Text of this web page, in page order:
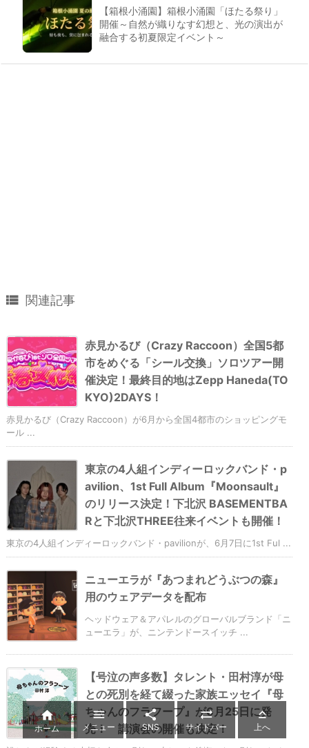
【箱根小涌園】箱根小涌園「ほたる祭り」
開催～自然が織りなす幻想と、光の演出が
融合する初夏限定イベント～
 関連記事
赤見かるび（Crazy Raccoon）全国5都
市をめぐる「シール交換」ソロツアー開
催決定！最終目的地はZepp Haneda(TO
KYO)2DAYS！
赤見かるび（Crazy Raccoon）が6月から全国4都市のショッピングモ
ール ...
東京の4人組インディーロックバンド・p
avilion、1st Full Album『Moonsault』
のリリース決定！下北沢 BASEMENTBA
Rと下北沢THREE往来イベントも開催！
東京の4人組インディーロックバンド・pavilionが、6月7日に1st Ful ...
ニューエラが『あつまれどうぶつの森』
用のウェアデータを配布
ヘッドウェア＆アパレルのグローバルブランド「ニ
ューエラ」が、ニンテンドースイッチ ...
【号泣の声多数】タレント・田村淳が母
との死別を経て綴った家族エッセイ『母
ちゃんのフラフープ』が6月25日に発
売！ 講演会の開催も決定！

ホーム

メニュー

SNS

サイドバー

上へ